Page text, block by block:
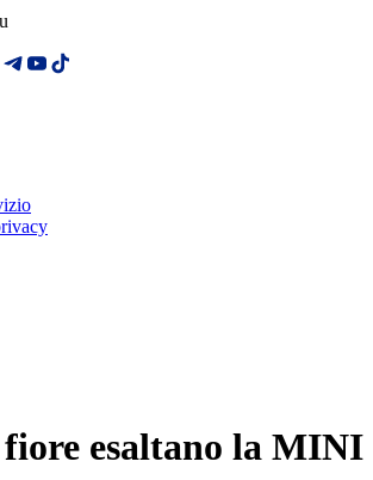
esaltano la